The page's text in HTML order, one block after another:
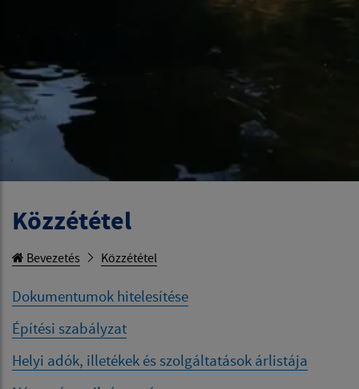
Közzététel
Bevezetés Közzététel
Dokumentumok hitelesítése
Építési szabályzat
Helyi adók, illetékek és szolgáltatások árlistája